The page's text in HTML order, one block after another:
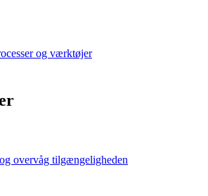
og værktøjer
overvåg tilgængeligheden